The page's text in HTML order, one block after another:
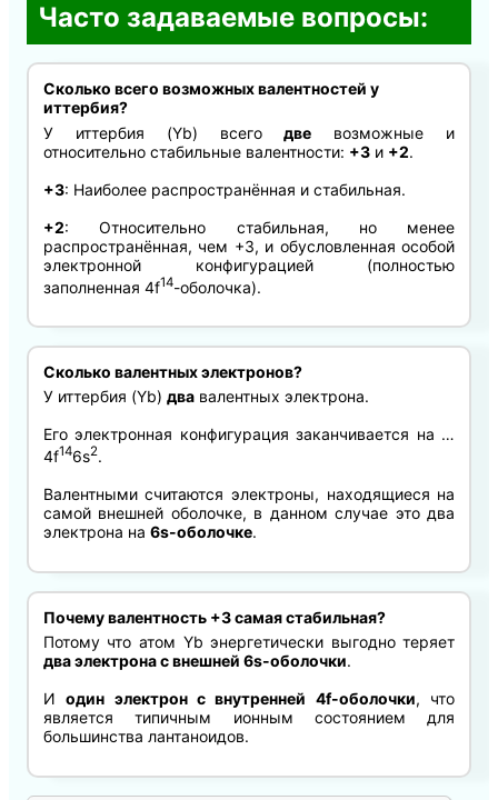
Часто задаваемые вопросы:
Сколько всего возможных валентностей у
иттербия?
У иттербия (Yb) всегодве возможные и
относительно стабильные валентности: +3и +2.
+3: Наиболее распространённая и стабильная.
+2: Относительно стабильная, но менее
распространённая, чем +3, и обусловленная особой
электронной конфигурацией (полностью
заполненная 4f14-оболочка).
Сколько валентных электронов?
У иттербия (Yb) двавалентных электрона.
Его электронная конфигурация заканчивается на …
4f146s2.
Валентными считаются электроны, находящиеся на
самой внешней оболочке, в данном случае это два
электрона на 6s-оболочке.
Почему валентность +3 самая стабильная?
Потому что атом Yb энергетически выгодно теряет
два электрона с внешней 6s-оболочки.
Иодин электрон с внутренней 4f-оболочки, что
является типичным ионным состоянием для
большинства лантаноидов.